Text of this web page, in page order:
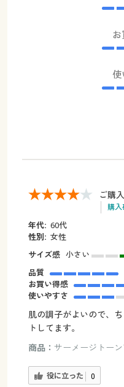
お
使
ご購
購
年代: 60代
性別: 女性
サイズ感 小さい
品質
お買い得感
使いやすさ
肌の調子がよいので、
トしてます。
商品： サーメージトー
役に立った 0